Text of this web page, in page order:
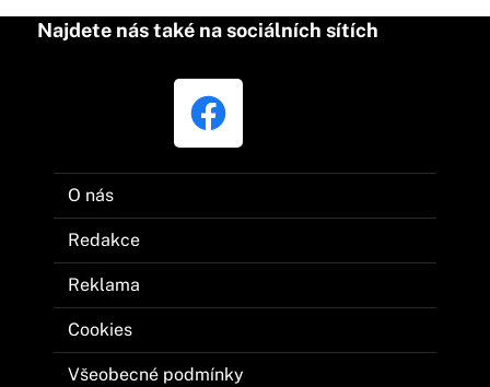
Najdete nás také na sociálních sítích
O nás
Redakce
Reklama
Cookies
Všeobecné podmínky